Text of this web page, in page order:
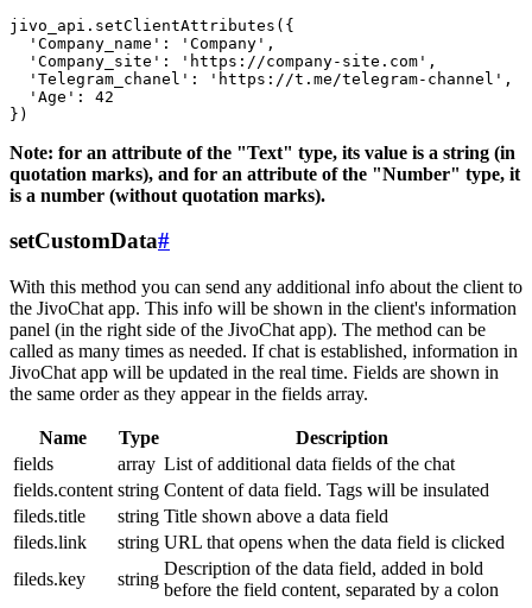
jivo_api.setClientAttributes({
  'Company_name': 'Company',
  'Company_site': 'https://company-site.com',
  'Telegram_chanel': 'https://t.me/telegram-channel',
  'Age': 42
Note: for an attribute of the "Text" type, its value is a string (in
quotation marks), and for an attribute of the "Number" type, it
is a number (without quotation marks).
setCustomData#
With this method you can send any additional info about the client to
the JivoChat app. This info will be shown in the client's information
panel (in the right side of the JivoChat app). The method can be
called as many times as needed. If chat is established, information in
JivoChat app will be updated in the real time. Fields are shown in
the same order as they appear in the fields array.
Name Type
Description
fields
array List of additional data fields of the chat
fields.content string Content of data field. Tags will be insulated
fileds.title
string Title shown above a data field
fileds.link
string URL that opens when the data field is clicked
fileds.key
string
Description of the data field, added in bold
before the field content, separated by a colon